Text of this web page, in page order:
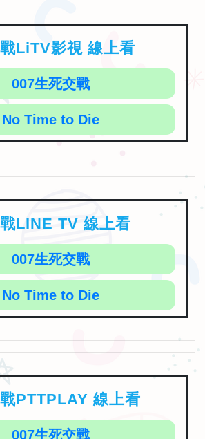
LiTV影視 線上看
007生死交戰
No Time to Die
LINE TV 線上看
007生死交戰
No Time to Die
PTTPLAY 線上看
007生死交戰